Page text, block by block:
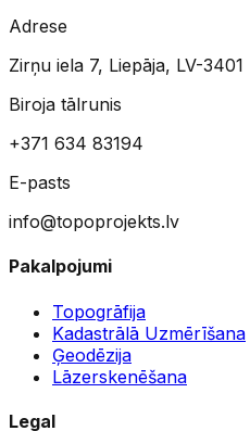
Adrese
Zirņu iela 7, Liepāja, LV-3401
Biroja tālrunis
+371 634 83194
E-pasts
info@topoprojekts.lv
Pakalpojumi
Topogrāfija
Kadastrālā Uzmērīšana
Ģeodēzija
Lāzerskenēšana
Legal